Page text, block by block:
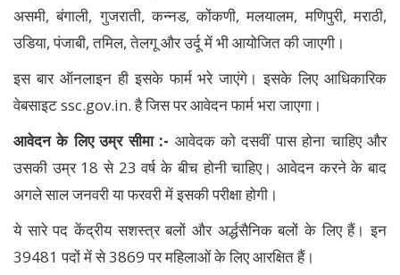
असमी, बंगाली, गुजराती, कन्नड, कोंकणी, मलयालम, मणिपुरी, मराठी,
उडिया, पंजाबी, तमिल, तेलगू और उर्दू में भी आयोजित की जाएगी।
इस बार ऑनलाइन ही इसके फार्म भरे जाएंगे। इसके लिए आधिकारिक
वेबसाइट ssc.gov.in. है जिस पर आवेदन फार्म भरा जाएगा।
आवेदन के लिए उम्र सीमा :- आवेदक को दसवीं पास होना चाहिए और
उसकी उम्र 18 से 23 वर्ष के बीच होनी चाहिए। आवेदन करने के बाद
अगले साल जनवरी या फरवरी में इसकी परीक्षा होगी।
ये सारे पद केंद्रीय सशस्त्र बलों और अर्द्धसैनिक बलों के लिए हैं। इन
39481 पदों में से 3869 पर महिलाओं के लिए आरक्षित हैं।